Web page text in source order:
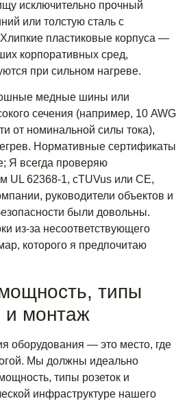
исключительно прочный
или толстую сталь с
пластиковые корпуса —
корпоративных сред,
при сильном нагреве.
медные шины или
сечения (например, 10 AWG
от номинальной силы тока),
Нормативные сертификаты
Я всегда проверяю
UL 62368-1, cTUVus или CE,
руководители объектов и
были довольны.
из-за несоответствующего
которого я предпочитаю
типы
и монтаж
оборудования — это место, где
Мы должны идеально
типы розеток и
инфраструктуре нашего